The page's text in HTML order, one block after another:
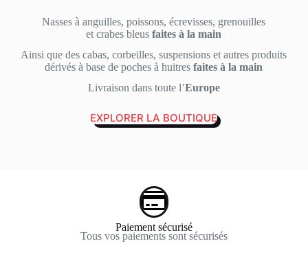
Nasses à anguilles, poissons, écrevisses, grenouilles
et crabes bleusfaites à la main
Ainsi que des cabas, corbeilles, suspensions et autres produits
dérivés à base de poches à huitresfaites à la main
Livraison dans toute l’Europe
EXPLORER LA BOUTIQUE
Paiement sécurisé
Tous vos paiements sont sécurisés